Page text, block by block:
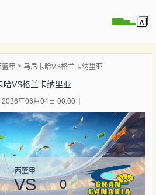
篮甲 乌尼卡哈VS格兰卡纳里亚
哈VS格兰卡纳里亚
2026年06月04日 00:00
西篮甲
VS 0